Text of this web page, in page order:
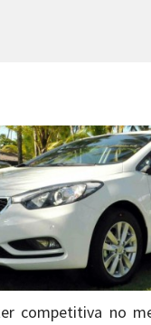
competitiva no